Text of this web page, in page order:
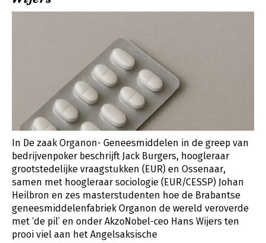
In De zaak Organon- Geneesmiddelen in de greep van
bedrijvenpoker beschrijft Jack Burgers, hoogleraar
grootstedelijke vraagstukken (EUR) en Ossenaar,
samen met hoogleraar sociologie (EUR/CESSP) Johan
Heilbron en zes masterstudenten hoe de Brabantse
geneesmiddelenfabriek Organon de wereld veroverde
met ‘de pil’ en onder AkzoNobel-ceo Hans Wijers ten
prooi viel aan het Angelsaksische